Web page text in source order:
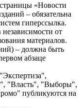
«Новости
– обязательна
гиперссылка.
от
материалов.
– должна быть
абзаце
"Власть", "Выборы",
публикуются на